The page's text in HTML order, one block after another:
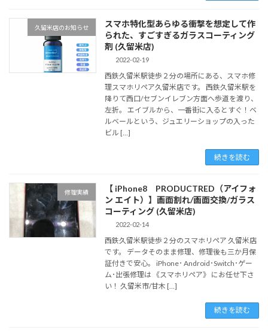
久留米店のお知らせ
スマホ特化型あらゆる衝撃を想定して作
られた、すごすぎるガラスコーティング
剤 (久留米店)
2022-02-19
西鉄久留米駅徒歩２分の場所にある、スマホ修
理スマホリペア久留米店です。 西鉄久留米駅を
降りて西口/セブンイレブン方面へ歩道を渡り、
左折。 エイブルから、一番街に入るとすぐ！ベ
ルベールという、ジュエリーショップの入った
ビル […]
続きを読む
修理実績
【 iPhone8 PRODUCTRED（アイフォ
ン エイト）】画面割れ/画面交換/ガラス
コーティング (久留米店)
2022-02-14
西鉄久留米駅徒歩２分のスマホリペア 久留米店
です。 データそのまま修理、修理後も三か月保
証付きで安心。 iPhone･ Android･Switch･ゲー
ム･出張修理は 《スマホリペア》 にお任せ下さ
い！ 久留米市/甘木 […]
続きを読む